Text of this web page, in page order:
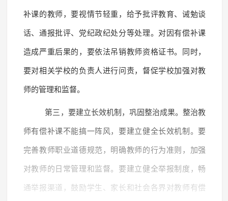
补课的教师，要视情节轻重，给予批评教育、诫勉谈
话、通报批评、党纪政纪处分等处理。对因有偿补课
造成严重后果的，要依法吊销教师资格证书。同时，
要对相关学校的负责人进行问责，督促学校加强对教
师的管理和监督。
第三，要建立长效机制，巩固整治成果。整治教
师有偿补课不能搞一阵风，要建立健全长效机制。要
完善教师职业道德规范，明确教师的行为准则，加强
对教师的日常管理和监督。要建立健全举报制度，畅
通举报渠道，鼓励学生、家长和社会各界对教师有偿